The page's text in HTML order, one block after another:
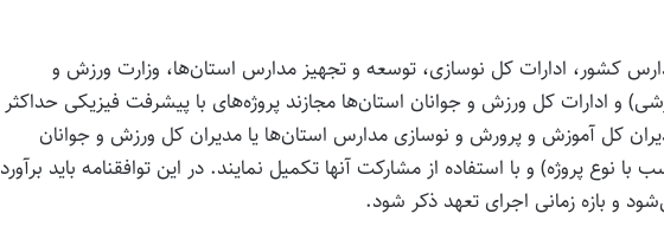
مدارس کشور، ادارات کل نوسازی، توسعه و تجهیز مدارس استان‌ها، وزارت ورزش و
و ادارات کل ورزش و جوانان استان‌ها مجازند پروژه‌‌های با پیشرفت فیزیکی حداکثر
مدیران کل آموزش و پرورش و نوسازی مدارس استان‌ها یا مدیران کل ورزش و جوانان
پروژه) و با استفاده از مشارکت آنها تکمیل نمایند. در این توافقنامه باید برآورد
و بازه زمانی اجرای تعهد ذکر شود.